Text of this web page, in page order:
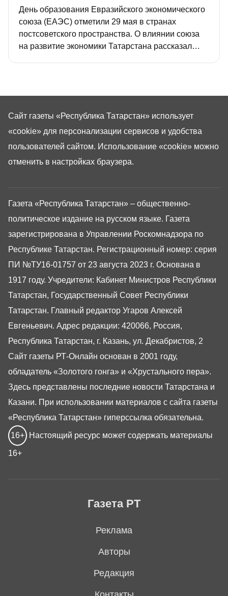
День образования Евразийского экономического
союза (ЕАЭС) отметили 29 мая в странах
постсоветского пространства. О влиянии союза
на развитие экономики Татарстана рассказал
Газета РТ
Реклама
Авторы
Редакция
Газета «Республика Татарстан» – общественно-
политическое издание на русском языке. Газета
зарегистрирована в Управлении Роскомнадзора по
Республике Татарстан. Регистрационный номер: серия
ПИ №ТУ16-01757 от 23 августа 2023 г. Основана в
1917 году. Учредители: Кабинет Министров Республики
Татарстан, Государственный Совет Республики
Татарстан. Главный редактор Угаров Алексей
Евгеньевич. Адрес редакции: 420066, Россия,
Республика Татарстан, г. Казань, ул. Декабристов, 2
Сайт газеты РТ-Онлайн основан в 2001 году,
обладатель «Золотого гонга» и «Хрустального пера».
Здесь представлены последние новости Татарстана и
Казани. При использовании материалов с сайта газеты
«Республика Татарстан» гиперссылка обязательна.
16+ Настоящий ресурс может содержать материалы
16+
Сайт газеты «Республика Татарстан» использует
«cookie» для персонализации сервисов и удобства
пользователей сайтом. Использование «cookie» можно
отменить в настройках браузера.